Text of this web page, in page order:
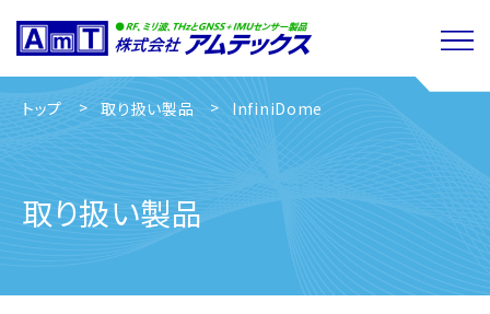
トップ 取り扱い製品 InfiniDome
取り扱い製品